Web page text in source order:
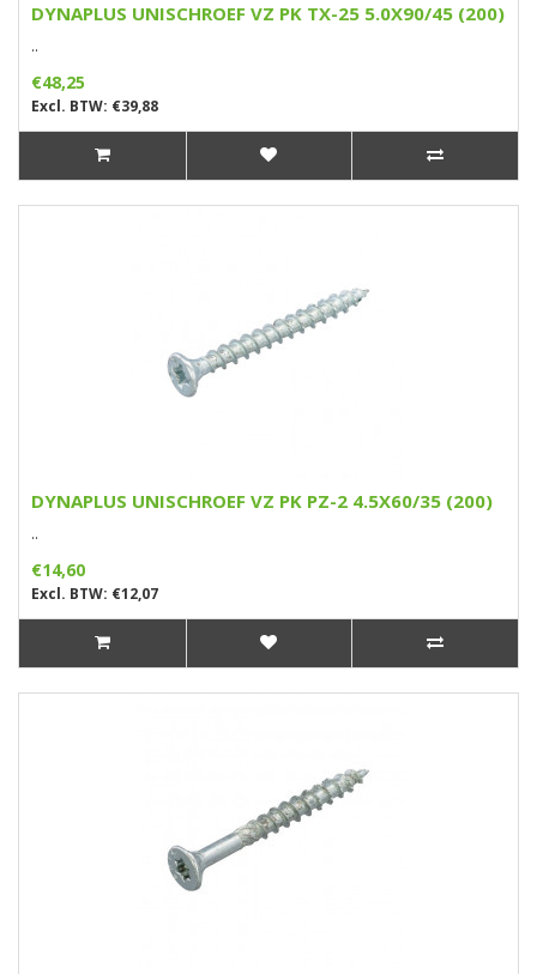
DYNAPLUS UNISCHROEF VZ PK TX-25 5.0X90/45 (200)
..
€48,25
Excl. BTW: €39,88
DYNAPLUS UNISCHROEF VZ PK PZ-2 4.5X60/35 (200)
..
€14,60
Excl. BTW: €12,07